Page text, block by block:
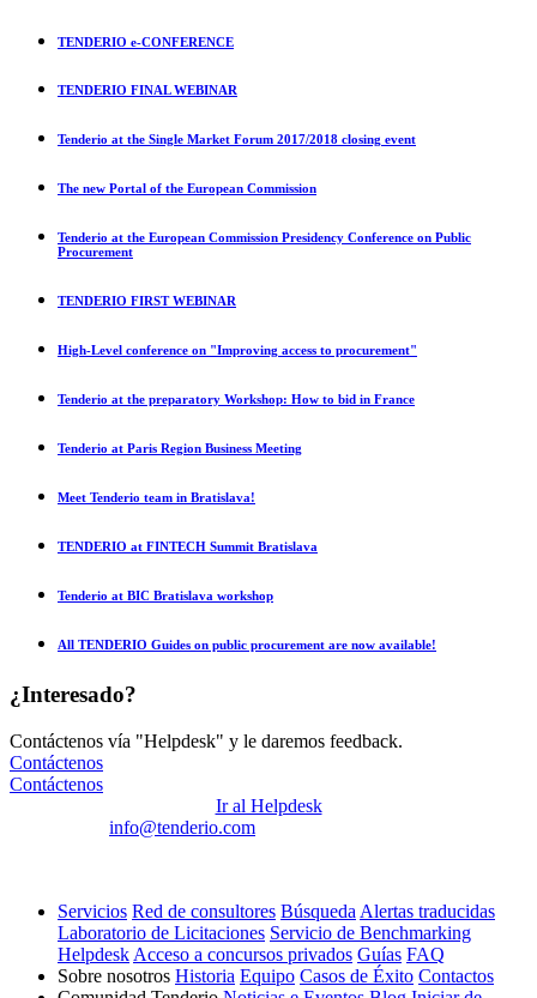
TENDERIO e-CONFERENCE
TENDERIO FINAL WEBINAR
Tenderio at the Single Market Forum 2017/2018 closing event
The new Portal of the European Commission
Tenderio at the European Commission Presidency Conference on Public
Procurement
TENDERIO FIRST WEBINAR
High-Level conference on "Improving access to procurement"
Tenderio at the preparatory Workshop: How to bid in France
Tenderio at Paris Region Business Meeting
Meet Tenderio team in Bratislava!
TENDERIO at FINTECH Summit Bratislava
Tenderio at BIC Bratislava workshop
All TENDERIO Guides on public procurement are now available!
¿Interesado?
Contáctenos vía "Helpdesk" y le daremos feedback.
Contáctenos
Contáctenos
Ir al Helpdesk
info@tenderio.com
Servicios Red de consultores Búsqueda Alertas traducidas
Laboratorio de Licitaciones Servicio de Benchmarking
Helpdesk Acceso a concursos privados Guías FAQ
Sobre nosotros Historia Equipo Casos de Éxito Contactos